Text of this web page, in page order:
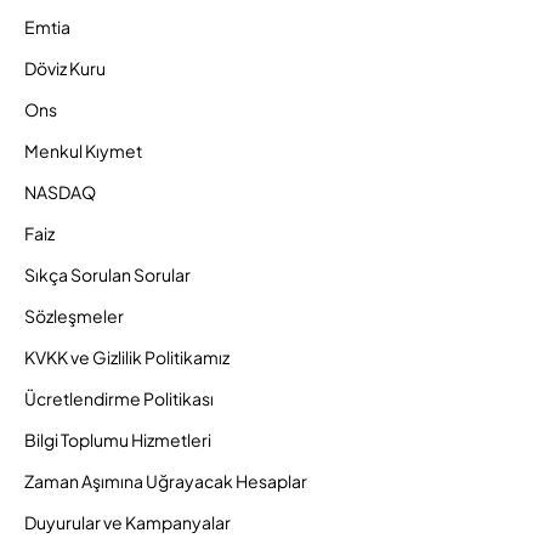
Emtia
Döviz Kuru
Ons
Menkul Kıymet
NASDAQ
Faiz
Sıkça Sorulan Sorular
Sözleşmeler
KVKK ve Gizlilik Politikamız
Ücretlendirme Politikası
Bilgi Toplumu Hizmetleri
Zaman Aşımına Uğrayacak Hesaplar
Duyurular ve Kampanyalar